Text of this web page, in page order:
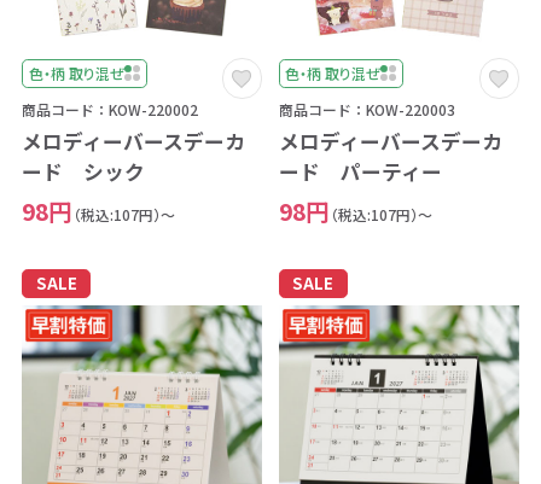
色・柄 取り混ぜ
商品コード：KOW-220002
メロディーバースデーカ
ード シック
98円 （税込:107円）～
色・柄 取り混ぜ
商品コード：KOW-220003
メロディーバースデーカ
ード パーティー
98円 （税込:107円）～
SALE SALE